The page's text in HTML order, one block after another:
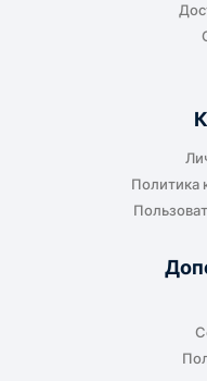
Политика